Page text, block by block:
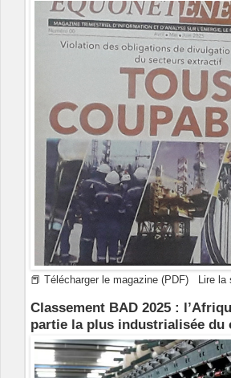
📕 Télécharger le magazine (PDF) Lire la
Classement BAD 2025 :
partie la plus industrialisée du